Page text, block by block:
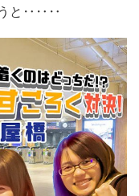
うと‥‥‥